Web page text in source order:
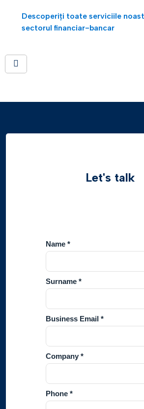
Descoperiți toate serviciile
sectorul financiar-bancar
Let's talk